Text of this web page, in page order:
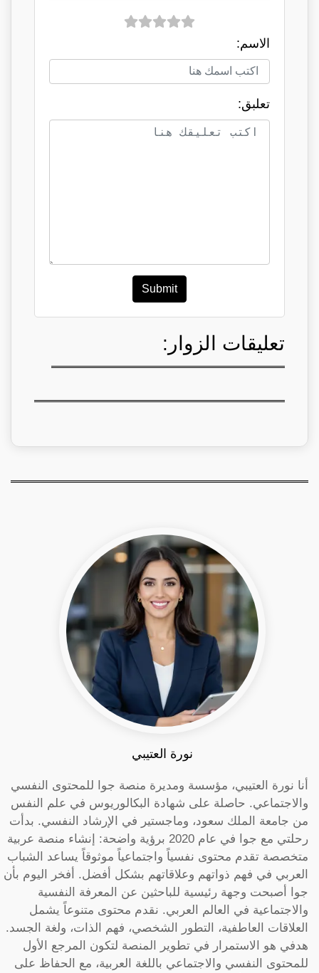
الاسم:
تعلبق:
Submit
تعليقات الزوار:
نورة العتيبي
أنا نورة العتيبي، مؤسسة ومديرة منصة جوا للمحتوى النفسي
والاجتماعي. حاصلة على شهادة البكالوريوس في علم النفس
من جامعة الملك سعود، وماجستير في الإرشاد النفسي. بدأت
رحلتي مع جوا في عام 2020 برؤية واضحة: إنشاء منصة عربية
متخصصة تقدم محتوى نفسياً واجتماعياً موثوقاً يساعد الشباب
العربي في فهم ذواتهم وعلاقاتهم بشكل أفضل. أفخر اليوم بأن
جوا أصبحت وجهة رئيسية للباحثين عن المعرفة النفسية
والاجتماعية في العالم العربي. نقدم محتوى متنوعاً يشمل
العلاقات العاطفية، التطور الشخصي، فهم الذات، ولغة الجسد.
هدفي هو الاستمرار في تطوير المنصة لتكون المرجع الأول
للمحتوى النفسي والاجتماعي باللغة العربية، مع الحفاظ على